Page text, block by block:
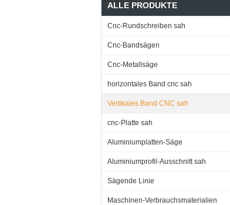
ALLE PRODUKTE
Cnc-Rundschreiben sah
Cnc-Bandsägen
Cnc-Metallsäge
horizontales Band cnc sah
Vertikales Band CNC sah
cnc-Platte sah
Aluminiumplatten-Säge
Aluminiumprofil-Ausschnitt sah
Sägende Linie
Maschinen-Verbrauchsmaterialien